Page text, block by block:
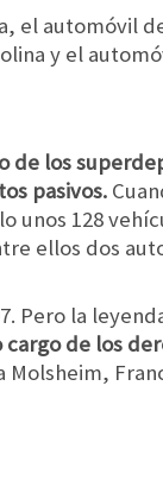
el automóvil
y el
de los
pasivos.
unos 128
ellos dos
Pero la
cargo de los
Molsheim,